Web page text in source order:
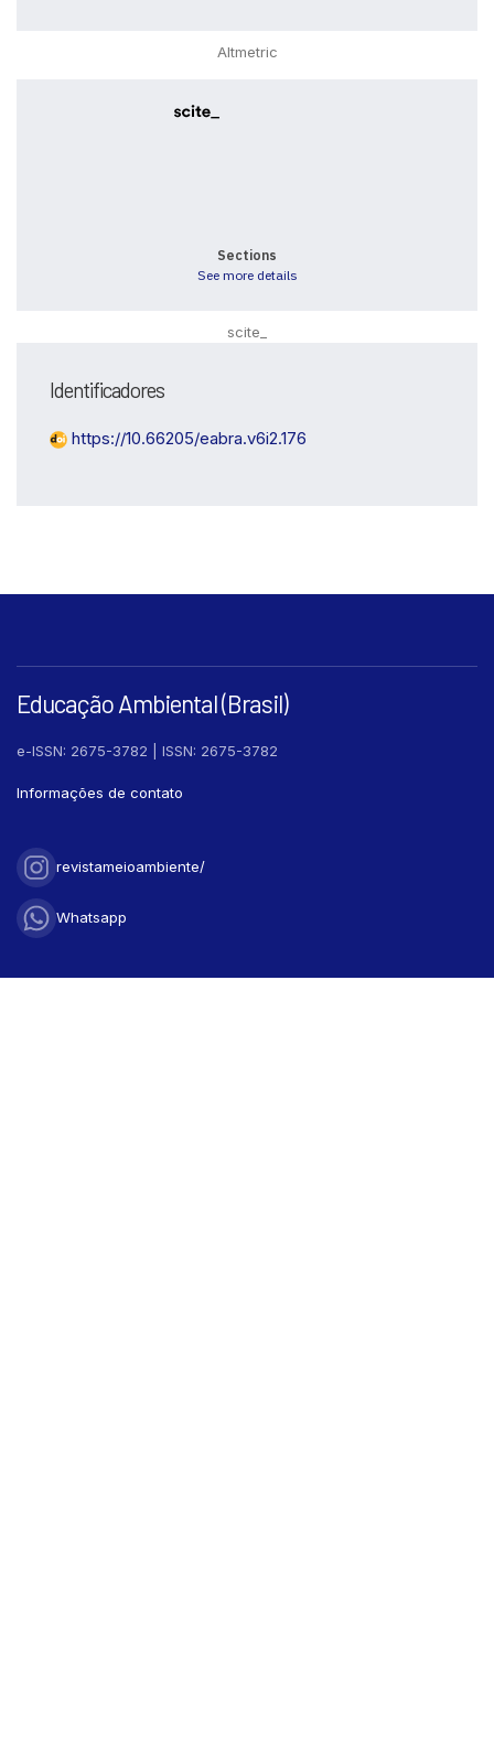
Altmetric
Sections
See more details
Intro
0
Methods
0
Results
0
Discussion
Other
See how this article has been
scite_
Identificadores
https://10.66205/eabra.v6i2.176
Educação Ambiental (Brasil)
e-ISSN: 2675-3782 | ISSN: 2675-3782
Informações de contato
revistameioambiente/
Whatsapp